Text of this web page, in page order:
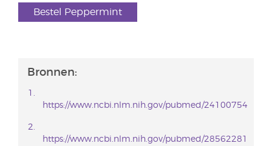
Bestel Peppermint
Bronnen:
https://www.ncbi.nlm.nih.gov/pubmed/24100754
https://www.ncbi.nlm.nih.gov/pubmed/28562281